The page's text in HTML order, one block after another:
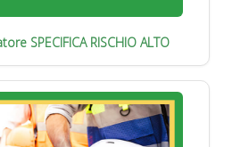
SPECIFICA RISCHIO ALTO